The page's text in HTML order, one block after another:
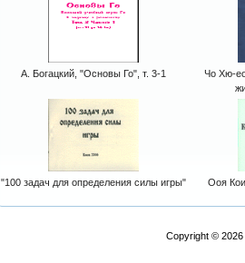
А. Богацкий, "Основы Го", т. 3-1
Чо Хю-
"100 задач для определения силы игры" Ооя
Copyright © 2026